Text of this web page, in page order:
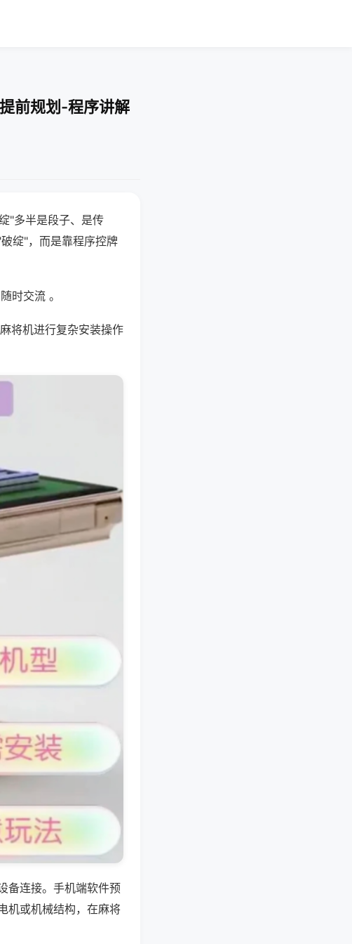
前规划-程序讲解
"多半是段子、是传
绽"，而是靠程序控牌
时交流 。
将机进行复杂安装操作
备连接。手机端软件预
机或机械结构，在麻将